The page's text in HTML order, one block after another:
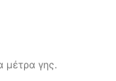
μέτρα γης.